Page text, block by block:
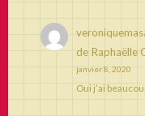
de Raphaëlle
janvier 8, 2020
Oui j’ai